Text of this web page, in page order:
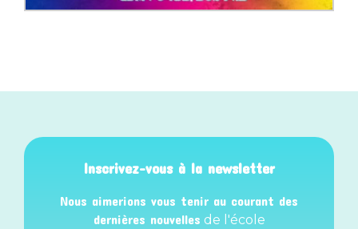
Inscrivez-vous à la newsletter
Nous aimerions vous tenir au courant des
dernières nouvelles de l'école